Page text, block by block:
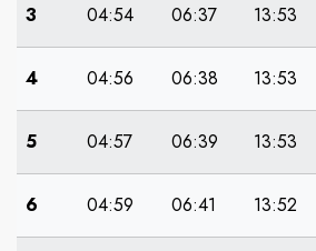
3 04:54 06:37 13:53
4 04:56 06:38 13:53
5 04:57 06:39 13:53
6 04:59 06:41 13:52